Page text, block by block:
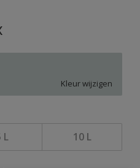
Kleur wijzigen
L 10 L